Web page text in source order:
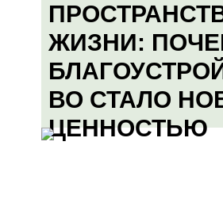
ЖИЗНИ:
ВО СТАЛО
ЦЕННОСТЬЮ